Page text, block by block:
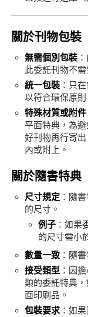
關於刊物包裝
無需個別包裝
此委託刊物不
統一包裝 ：只
以符合環保原則
特殊材質或附件
平面特典，為
好刊物再行寄
內或附上。
關於隨書特典
尺寸規定 ：隨
的尺寸。
例子 ：如果
的尺寸需小
數量一致 ：隨
接受類型 ：因
類的委託特典
面印刷品。
包裝要求 ：如